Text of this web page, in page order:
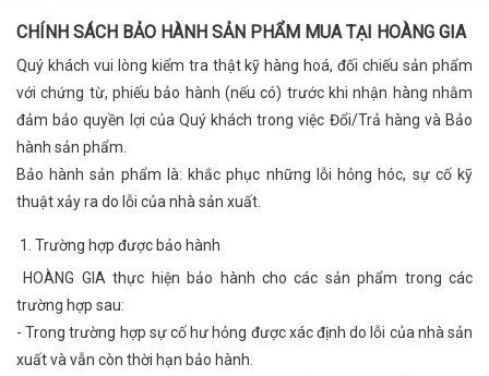
CHÍNH SÁCH BẢO HÀNH SẢN PHẨM MUA TẠI HOÀNG GIA
Quý khách vui lòng kiểm tra thật kỹ hàng hoá, đối chiếu sản phẩm
với chứng từ, phiếu bảo hành (nếu có) trước khi nhận hàng nhằm
đảm bảo quyền lợi của Quý khách trong việc Đổi/Trả hàng và Bảo
hành sản phẩm.
Bảo hành sản phẩm là: khắc phục những lỗi hỏng hóc, sự cố kỹ
thuật xảy ra do lỗi của nhà sản xuất.
1. Trường hợp được bảo hành
HOÀNG GIA thực hiện bảo hành cho các sản phẩm trong các
trường hợp sau:
- Trong trường hợp sự cố hư hỏng được xác định do lỗi của nhà sản
xuất và vẫn còn thời hạn bảo hành.